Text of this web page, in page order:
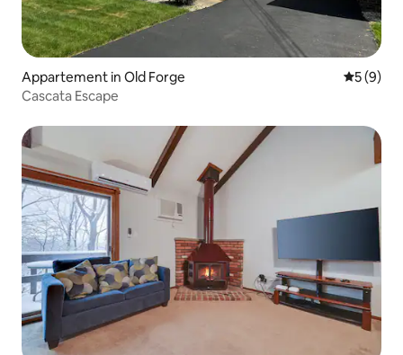
Appartement in Old Forge
5 (9)
Cascata Escape